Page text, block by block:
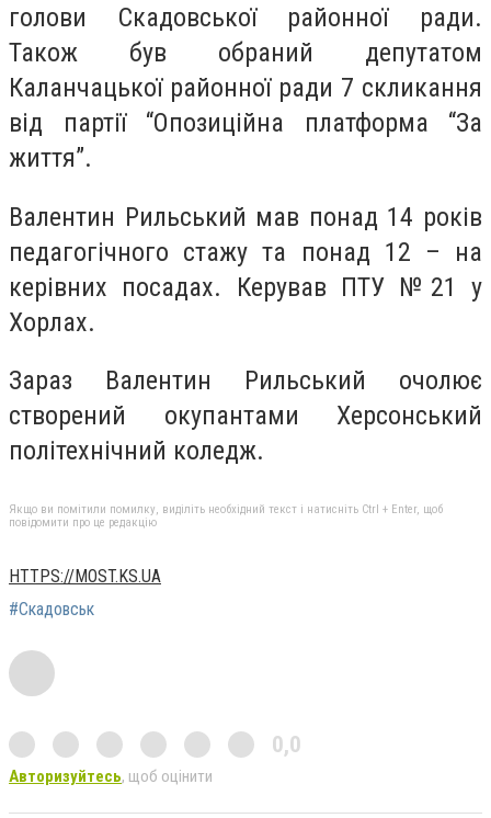
голови Скадовської районної ради.
Також був обраний депутатом
Каланчацької районної ради 7 скликання
від партії “Опозиційна платформа “За
життя”.
Валентин Рильський мав понад 14 років
педагогічного стажу та понад 12 – на
керівних посадах. Керував ПТУ №21 у
Хорлах.
Зараз Валентин Рильський очолює
створений окупантами Херсонський
політехнічний коледж.
Якщо ви помітили помилку, виділіть необхідний текст і натисніть Ctrl + Enter, щоб
повідомити про це редакцію
HTTPS://MOST.KS.UA
#Скадовськ
0,0
Авторизуйтесь, щоб оцінити